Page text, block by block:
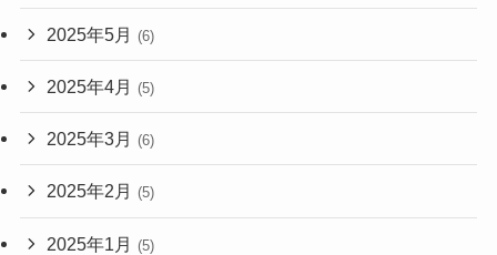
2025年5月 (6)
2025年4月 (5)
2025年3月 (6)
2025年2月 (5)
2025年1月 (5)